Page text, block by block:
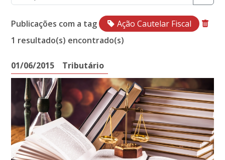
Publicações com a tag
Ação Cautelar Fiscal
1 resultado(s) encontrado(s)
01/06/2015 Tributário